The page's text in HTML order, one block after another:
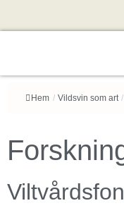
Hem / Vildsvin som art /